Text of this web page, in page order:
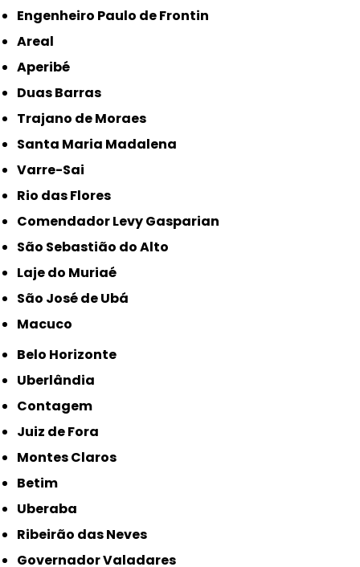
Engenheiro Paulo de Frontin
Areal
Aperibé
Duas Barras
Trajano de Moraes
Santa Maria Madalena
Varre-Sai
Rio das Flores
Comendador Levy Gasparian
São Sebastião do Alto
Laje do Muriaé
São José de Ubá
Macuco
Belo Horizonte
Uberlândia
Contagem
Juiz de Fora
Montes Claros
Betim
Uberaba
Ribeirão das Neves
Governador Valadares